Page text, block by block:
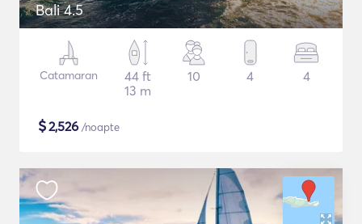
Bali 4.5
Catamaran
44 ft
13 m
10 4 4
$2,526 /noapte